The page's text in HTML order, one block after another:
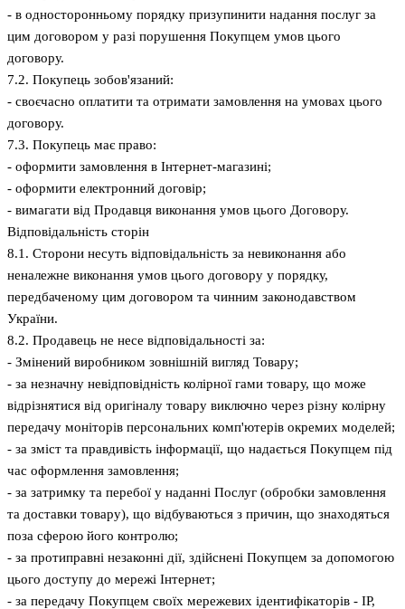
- в односторонньому порядку призупинити надання послуг за
цим договором у разі порушення Покупцем умов цього
договору.
7.2. Покупець зобов'язаний:
- своєчасно оплатити та отримати замовлення на умовах цього
договору.
7.3. Покупець має право:
- оформити замовлення в Інтернет-магазині;
- оформити електронний договір;
- вимагати від Продавця виконання умов цього Договору.
Відповідальність сторін
8.1. Сторони несуть відповідальність за невиконання або
неналежне виконання умов цього договору у порядку,
передбаченому цим договором та чинним законодавством
України.
8.2. Продавець не несе відповідальності за:
- Змінений виробником зовнішній вигляд Товару;
- за незначну невідповідність колірної гами товару, що може
відрізнятися від оригіналу товару виключно через різну колірну
передачу моніторів персональних комп'ютерів окремих моделей;
- за зміст та правдивість інформації, що надається Покупцем під
час оформлення замовлення;
- за затримку та перебої у наданні Послуг (обробки замовлення
та доставки товару), що відбуваються з причин, що знаходяться
поза сферою його контролю;
- за протиправні незаконні дії, здійснені Покупцем за допомогою
цього доступу до мережі Інтернет;
- за передачу Покупцем своїх мережевих ідентифікаторів - IP,